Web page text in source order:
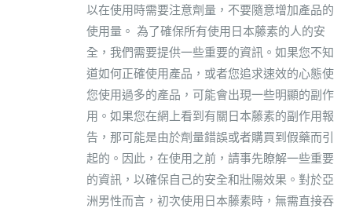
以在使用時需要注意劑量，不要隨意增加產品的
使用量。 為了確保所有使用日本藤素的人的安
全，我們需要提供一些重要的資訊。如果您不知
道如何正確使用產品，或者您追求速效的心態使
您使用過多的產品，可能會出現一些明顯的副作
用。如果您在網上看到有關日本藤素的副作用報
告，那可能是由於劑量錯誤或者購買到假藥而引
起的。因此，在使用之前，請事先瞭解一些重要
的資訊，以確保自己的安全和壯陽效果。對於亞
洲男性而言，初次使用日本藤素時，無需直接吞